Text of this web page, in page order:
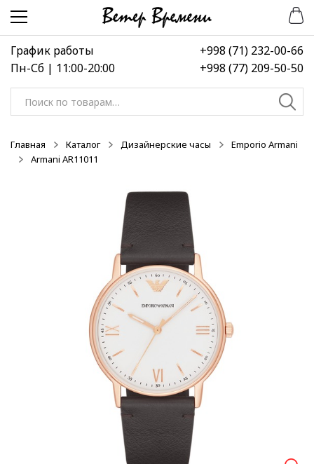
Перейти
навигации
Перейти
содержимому
График работы
Пн-Сб | 11:00-20:00
+998 (71) 232-00-66
+998 (77) 209-50-50
Искать:
Главная Каталог Дизайнерские часы
Emporio Armani
Armani AR11011
-50%
-50%
-50%